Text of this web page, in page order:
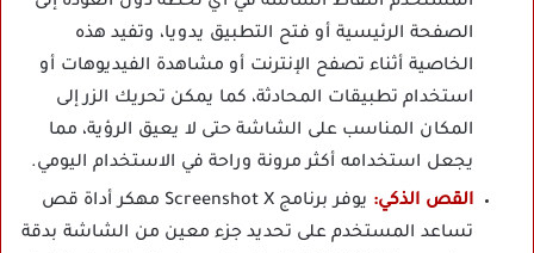
الصفحة الرئيسية أو فتح التطبيق يدويا، وتفيد هذه
الخاصية أثناء تصفح الإنترنت أو مشاهدة الفيديوهات أو
استخدام تطبيقات المحادثة، كما يمكن تحريك الزر إلى
المكان المناسب على الشاشة حتى لا يعيق الرؤية، مما
يجعل استخدامه أكثر مرونة وراحة في الاستخدام اليومي.
القص الذكي:
يوفر برنامج Screenshot X مهكر أداة قص
تساعد المستخدم على تحديد جزء معين من الشاشة بدقة